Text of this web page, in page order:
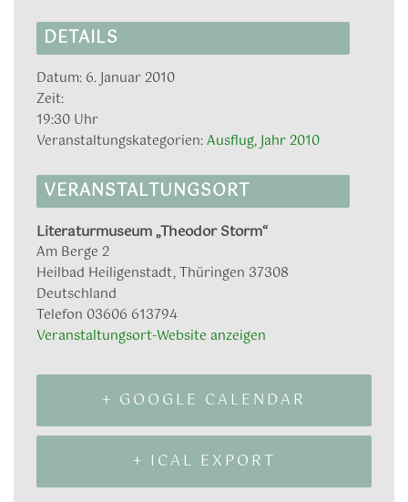
DETAILS
Datum: 6. Januar 2010
Zeit:
19:30 Uhr
Veranstaltungskategorien:Ausflug,Jahr 2010
VERANSTALTUNGSORT
Literaturmuseum „Theodor Storm“
Am Berge 2
Heilbad Heiligenstadt,Thüringen 37308
Deutschland
Telefon 03606 613794
Veranstaltungsort-Website anzeigen
+ GOOGLE CALENDAR
+ ICAL EXPORT